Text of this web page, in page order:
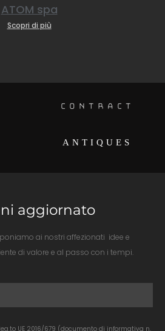
ATOM spa
Scopri di più
CONTRACT
ANTIQUES
aggiornato
ai nostri affezionati idee e
di valore e al passo con i tempi.
UE 2016/679 (documento di informativa n.